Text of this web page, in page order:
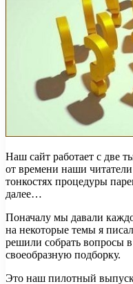
Наш сайт работает с две
от времени наши
тонкостях процедуры
далее…
Поначалу мы давали
на некоторые темы я
решили собрать вопросы
своеобразную подборку.
Это наш пилотный